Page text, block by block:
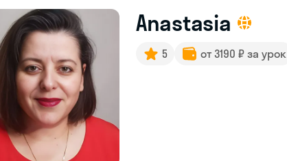
Anastasia
5 от 3190 ₽ за урок